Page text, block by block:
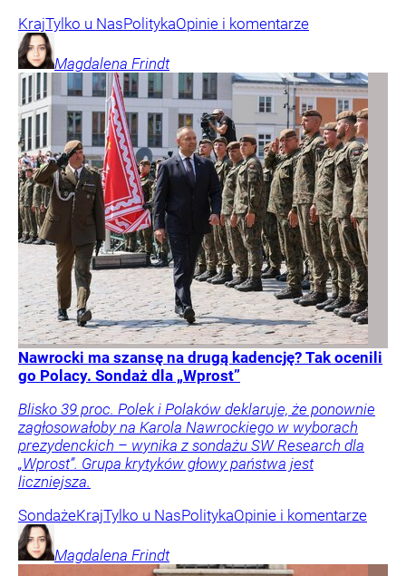
KrajTylko u NasPolitykaOpinie i komentarze
Magdalena Frindt
Nawrocki ma szansę na drugą kadencję? Tak ocenili
go Polacy. Sondaż dla „Wprost”
Blisko 39 proc. Polek i Polaków deklaruje, że ponownie
zagłosowałoby na Karola Nawrockiego w wyborach
prezydenckich – wynika z sondażu SW Research dla
„Wprost”. Grupa krytyków głowy państwa jest
liczniejsza.
SondażeKrajTylko u NasPolitykaOpinie i komentarze
Magdalena Frindt